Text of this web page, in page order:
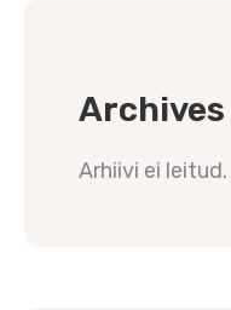
Archives
Arhiivi ei leitud.